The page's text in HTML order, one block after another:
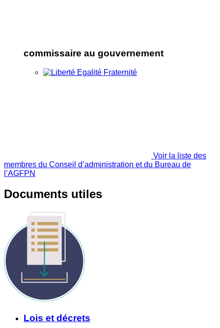
commissaire au gouvernement
Voir la liste des
membres du Conseil d’administration et du Bureau de
l’AGFPN
Documents utiles
Lois et décrets